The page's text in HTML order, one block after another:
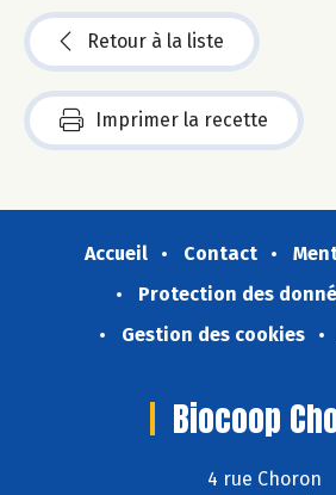
Retour à la liste
Imprimer la recette
Accueil Contact
Protection des
Gestion des cookies
Biocoop
4 rue Choron